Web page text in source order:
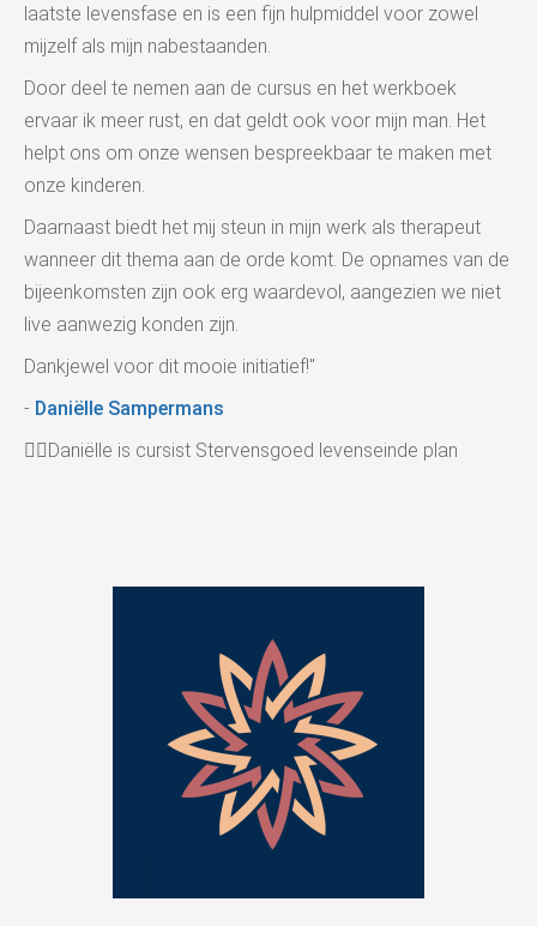
laatste levensfase en is een fijn hulpmiddel voor zowel
mijzelf als mijn nabestaanden.
Door deel te nemen aan de cursus en het werkboek
ervaar ik meer rust, en dat geldt ook voor mijn man. Het
helpt ons om onze wensen bespreekbaar te maken met
onze kinderen.
Daarnaast biedt het mij steun in mijn werk als therapeut
wanneer dit thema aan de orde komt. De opnames van de
bijeenkomsten zijn ook erg waardevol, aangezien we niet
live aanwezig konden zijn.
Dankjewel voor dit mooie initiatief!"
- Daniëlle Sampermans
👉🏻Daniëlle is cursist Stervensgoed levenseinde plan